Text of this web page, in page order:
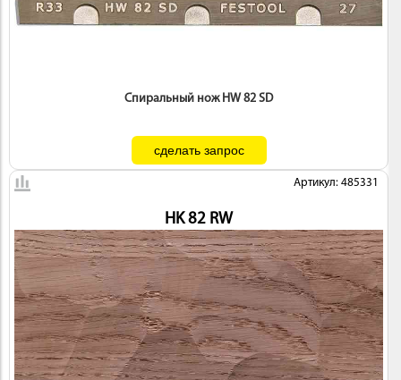
Спиральный нож HW 82 SD
Артикул: 485331
HK 82 RW